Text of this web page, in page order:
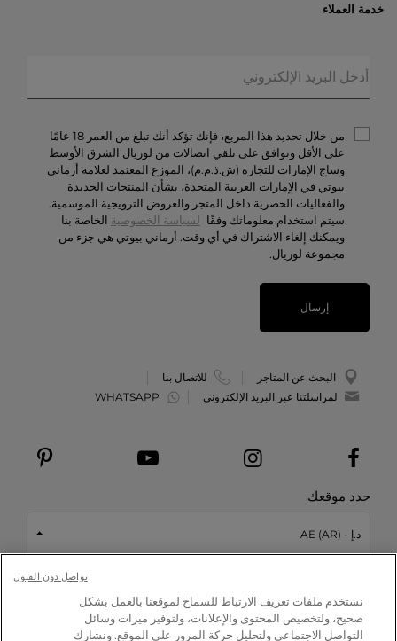
العروض الحصريّة
المكياج
العطور
خدمة العملاء
حالة الطلبيّة
الخصوصيّة والأمن
الشروط والأحكام
تواصل معنا
الوظائف
من خلال تحديد هذا المربع، فإنك تؤكد أنك تبلغ من العمر 18 عامًا
على الأقل وتوافق على تلقي اتصالات من لوريال الشرق الأوسط
وساج الإمارات للتجارة (ش.ذ.م.م)، الموزع المعتمد لعلامة أرماني
بيوتي في الإمارات العربية المتحدة، بشأن المنتجات الجديدة
والفعاليات الحصرية داخل المتجر والعروض الترويجية الموسمية.
سيتم استخدام معلوماتك وفقًا لسياسة الخصوصية الخاصة بنا
ويمكنك إلغاء الاشتراك في أي وقت. أرماني بيوتي هي جزء من
مجموعة لوريال.
إرسال
البحث عن المتاجر
للاتصال بنا
لمراسلتنا عبر البريد الإلكتروني
WHATSAPP
حدد موقعك
د.إ - AE (AR)
This site is protected by reCAPTCHA and the Google
andTerms of Serviceapply.نستخدم ملفات تعريف الارتباط للسماح لموقعنا بالعمل بشكل
صحيح، ولتخصيص المحتوى والإعلانات، ولتوفير ميزات وسائل
التواصل الاجتماعي ولتحليل حركة المرور على الموقع. ونشارك
تواصل دون القبول